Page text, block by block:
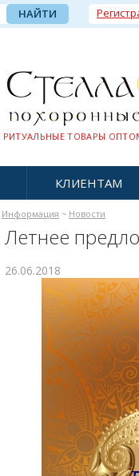
РИТУАЛЬНЫЕ ТОВАРЫ
КЛИЕНТАМ
Информация ~ Новости
Летнее
26.06.2018